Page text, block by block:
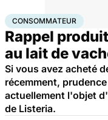
AccueilSantéConsommateur
CONSOMMATEUR
Rappel
au lait de
Si vous avez acheté
récemment,
actuellement l'objet
de Listeria.